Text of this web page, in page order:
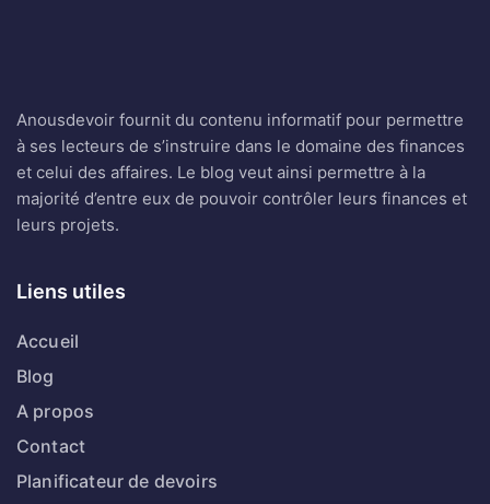
Anousdevoir fournit du contenu informatif pour permettre
à ses lecteurs de s’instruire dans le domaine des finances
et celui des affaires. Le blog veut ainsi permettre à la
majorité d’entre eux de pouvoir contrôler leurs finances et
leurs projets.
Liens utiles
Accueil
Blog
A propos
Contact
Planificateur de devoirs